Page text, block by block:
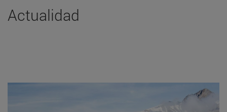
Actualidad